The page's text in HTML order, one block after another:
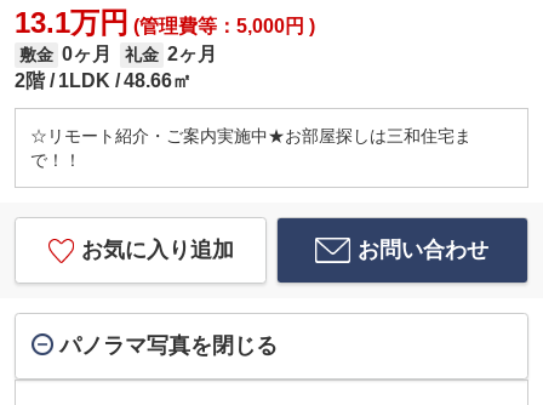
13.1万円 (管理費等：5,000円 )
敷金 0ヶ月 礼金 2ヶ月
2階
1LDK 48.66㎡
☆リモート紹介・ご案内実施中★お部屋探しは三和住宅ま
で！！
お気に入り追加 お問い合わせ
パノラマ写真を閉じる